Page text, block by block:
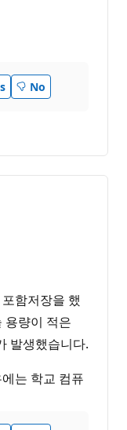
No
함저장을 했
용량이 적은
발생했습니다.
는 학교 컴퓨